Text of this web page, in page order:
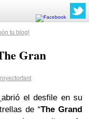
tu blog!
Gran
abrió el desfile en su
de “The Grand